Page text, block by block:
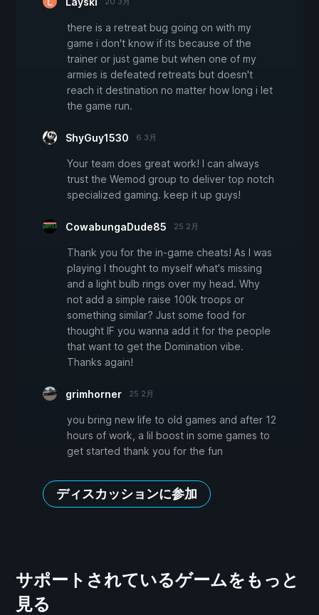
there is a retreat bug going on with my
game i don't know if its because of the
trainer or just game but when one of my
armies is defeated retreats but doesn't
reach it destination no matter how long i let
the game run.
ShyGuy1530 6 3月
Your team does great work! I can always
trust the Wemod group to deliver top notch
specialized gaming. keep it up guys!
CowabungaDude85 25 2月
Thank you for the in-game cheats! As I was
playing I thought to myself what's missing
and a light bulb rings over my head. Why
not add a simple raise 100k troops or
something similar? Just some food for
thought IF you wanna add it for the people
that want to get the Domination vibe.
Thanks again!
grimhorner 25 2月
you bring new life to old games and after 12
hours of work, a lil boost in some games to
get started thank you for the fun
ディスカッションに参加
サポートされているゲームをもっと
見る